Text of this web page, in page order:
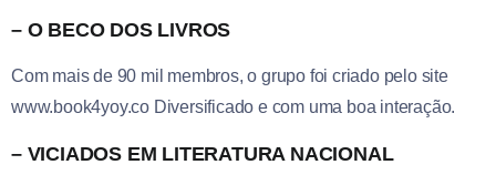
– O BECO DOS LIVROS
Com mais de 90 mil membros, o grupo foi criado pelo site
www.book4yoy.co Diversificado e com uma boa interação.
– VICIADOS EM LITERATURA NACIONAL